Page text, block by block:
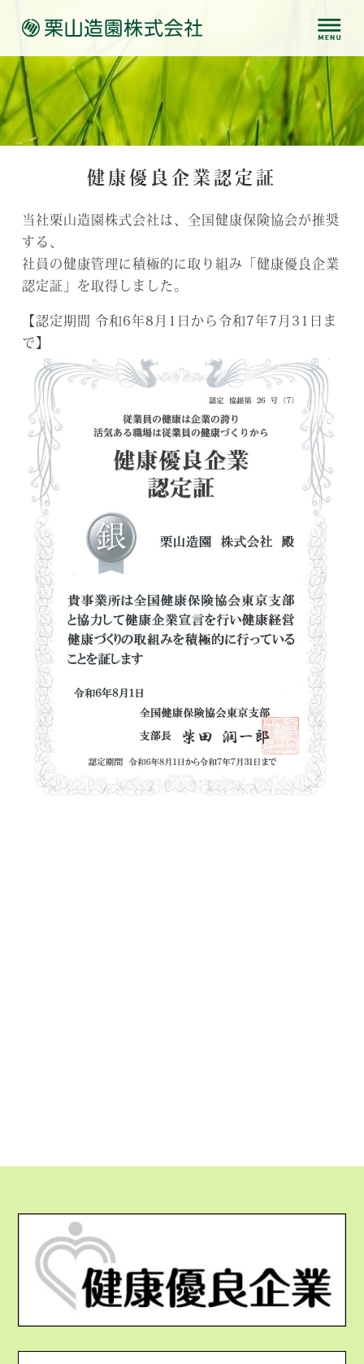
健康優良企業認定証
当社栗山造園株式会社は、全国健康保険協会が推奨
する、
社員の健康管理に積極的に取り組み「健康優良企業
認定証」を取得しました。
【認定期間 令和6年8月1日から令和7年7月31日ま
で】